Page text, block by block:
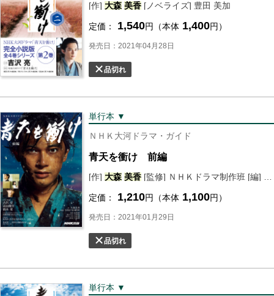
[作] 大森 美香 [ノベライズ] 豊田 美加
定価： 1,540円（本体 1,400円）
発売日：2021年04月28日
品切れ
単行本 ▼
ＮＨＫ大河ドラマ・ガイド
青天を衝け 前編
[作] 大森 美香 [監修] ＮＨＫドラマ制作班 [編] ＮＨＫ出版
定価： 1,210円（本体 1,100円）
発売日：2021年01月29日
品切れ
単行本 ▼